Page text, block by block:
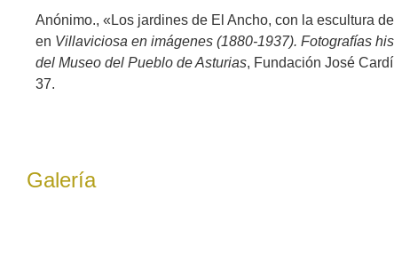
Anónimo., «Los jardines de El Ancho, con la escultura
en Villaviciosa en imágenes (1880-1937). Fotografías
del Museo del Pueblo de Asturias, Fundación José
37.
Galería